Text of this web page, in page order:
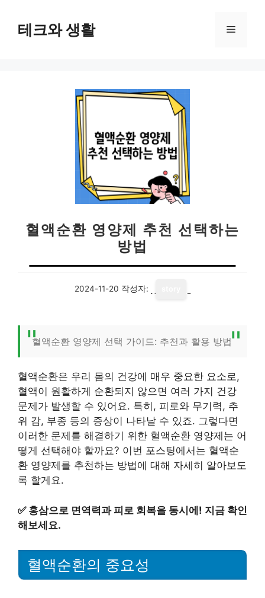
테크와 생활 메
혈액순환 영양제 추천 선택하는
방법
2024-11-20 작성자:
혈액순환 영양제 선택 가이드: 추천과 활용 방법
혈액순환은 우리 몸의 건강에 매우 중요한 요소로,
혈액이 원활하게 순환되지 않으면 여러 가지 건강
문제가 발생할 수 있어요. 특히, 피로와 무기력, 추
위 감, 부종 등의 증상이 나타날 수 있죠. 그렇다면
이러한 문제를 해결하기 위한 혈액순환 영양제는 어
떻게 선택해야 할까요? 이번 포스팅에서는 혈액순
환 영양제를 추천하는 방법에 대해 자세히 알아보도
록 할게요.
✅ 홍삼으로 면역력과 피로 회복을 동시에! 지금 확인
해보세요.
혈액순환의 중요성